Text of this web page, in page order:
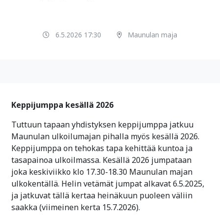
6.5.2026 17:30 Maunulan maja
Keppijumppa kesällä 2026
Tuttuun tapaan yhdistyksen keppijumppa jatkuu
Maunulan ulkoilumajan pihalla myös kesällä 2026.
Keppijumppa on tehokas tapa kehittää kuntoa ja
tasapainoa ulkoilmassa. Kesällä 2026 jumpataan
joka keskiviikko klo 17.30-18.30 Maunulan majan
ulkokentällä. Helin vetämät jumpat alkavat 6.5.2025,
ja jatkuvat tällä kertaa heinäkuun puoleen väliin
saakka (viimeinen kerta 15.7.2026).